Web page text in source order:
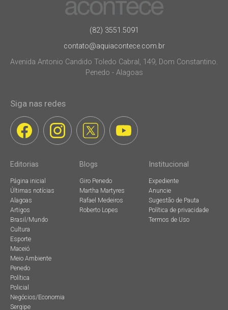
(82) 3551.5091
contato@aquiacontece.com.br
Avenida Antonio Candido Toledo Cabral, 149, Dom Constantino.
Penedo - Alagoas
Siga nas redes
Editorias
Página inicial
Últimas notícias
Alagoas
Artigos
Brasil/Mundo
Cultura
Esporte
Maceió
Meio Ambiente
Penedo
Política
Policial
Negócios/Economia
Sergipe
Blogs
Giro Penedo
Martha Martyres
Rafael Medeiros
Roberto Lopes
Institucional
Expediente
Anuncie
Sugestão de Pauta
Política de privacidade
Termos de Uso